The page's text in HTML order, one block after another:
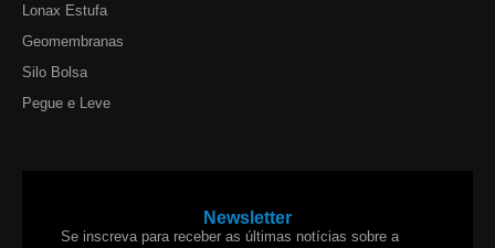
Lonax Estufa
Geomembranas
Silo Bolsa
Pegue e Leve
Newsletter
Se inscreva para receber as últimas notícias sobre a